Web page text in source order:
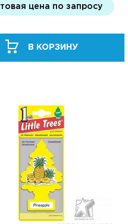
цена по запросу
В КОРЗИНУ